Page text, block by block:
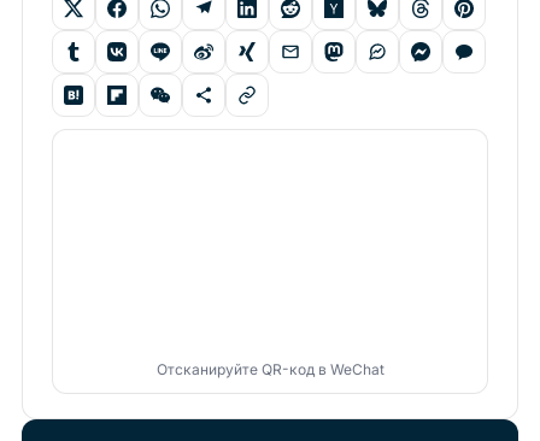
Отсканируйте QR-код в WeChat